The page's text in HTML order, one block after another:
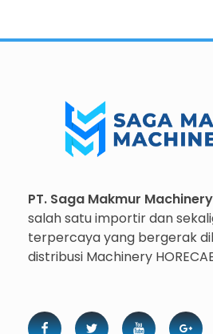
PT. Saga Makmur Machinery
salah satu importir dan
terpercaya yang bergerak
distribusi Machinery